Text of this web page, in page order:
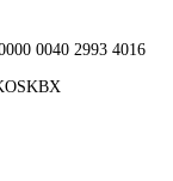
0040 2993 4016